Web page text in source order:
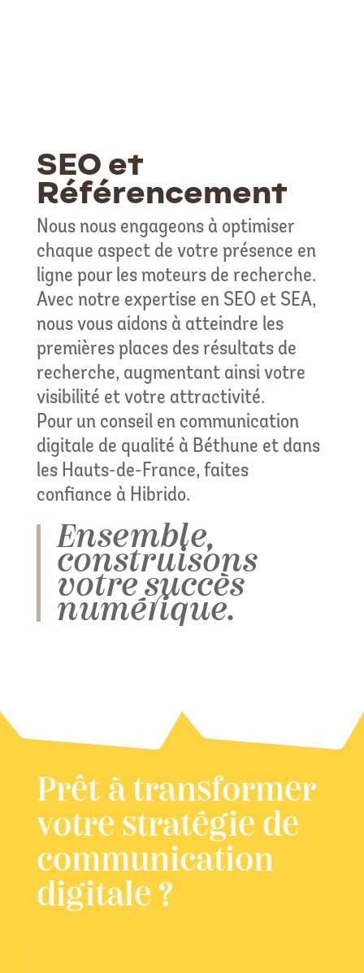
SEO et
Référencement
Nous nous engageons à optimiser
chaque aspect de votre présence en
ligne pour les moteurs de recherche.
Avec notre expertise en SEO et SEA,
nous vous aidons à atteindre les
premières places des résultats de
recherche, augmentant ainsi votre
visibilité et votre attractivité.
Pour un conseil en communication
digitale de qualité à Béthune et dans
les Hauts-de-France, faites
confiance à Hibrido.
Ensemble,
construisons
votre succès
numérique.
Prêt à transformer
votre stratégie de
communication
digitale ?